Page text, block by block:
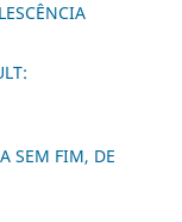
SEM FIM, DE